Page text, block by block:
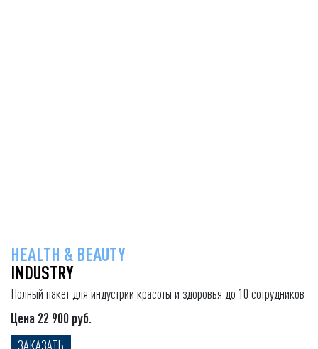
HEALTH & BEAUTY
INDUSTRY
Полный пакет для индустрии красоты и здоровья до 10 сотрудников
Цена 22 900 руб.
ЗАКАЗАТЬ